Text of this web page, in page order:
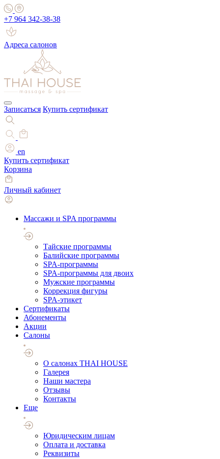
+7 964 342-38-38
Адреса салонов
Записаться Купить сертификат
en
Купить сертификат
Корзина
Личный кабинет
Массажи и SPA программы
Тайские программы
Балийские программы
SPA-программы
SPA-программы для двоих
Мужские программы
Коррекция фигуры
SPA-этикет
Cертификаты
Абонементы
Акции
Салоны
О салонах THAI HOUSE
Галерея
Наши мастера
Отзывы
Контакты
Еще
Юридическим лицам
Оплата и доставка
Реквизиты